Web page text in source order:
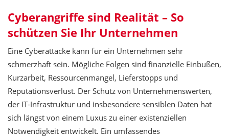
Cyberangriffe sind Realität – So
schützen Sie Ihr Unternehmen
Eine Cyberattacke kann für ein Unternehmen sehr
schmerzhaft sein. Mögliche Folgen sind finanzielle Einbußen,
Kurzarbeit, Ressourcenmangel, Lieferstopps und
Reputationsverlust. Der Schutz von Unternehmenswerten,
der IT-Infrastruktur und insbesondere sensiblen Daten hat
sich längst von einem Luxus zu einer existenziellen
Notwendigkeit entwickelt. Ein umfassendes